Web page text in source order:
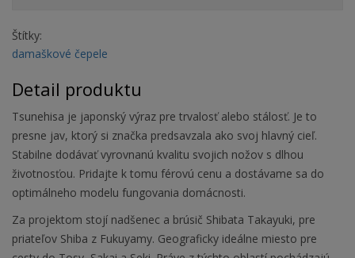
Štítky:
damaškové čepele
Detail produktu
Tsunehisa je japonský výraz pre trvalosť alebo stálosť. Je to
presne jav, ktorý si značka predsavzala ako svoj hlavný cieľ.
Stabilne dodávať vyrovnanú kvalitu svojich nožov s dlhou
životnosťou. Pridajte k tomu férovú cenu a dostávame sa do
optimálneho modelu fungovania domácnosti.
Za projektom stojí nadšenec a brúsič Shibata Takayuki, pre
priateľov Shiba z Fukuyamy. Geograficky ideálne miesto pre